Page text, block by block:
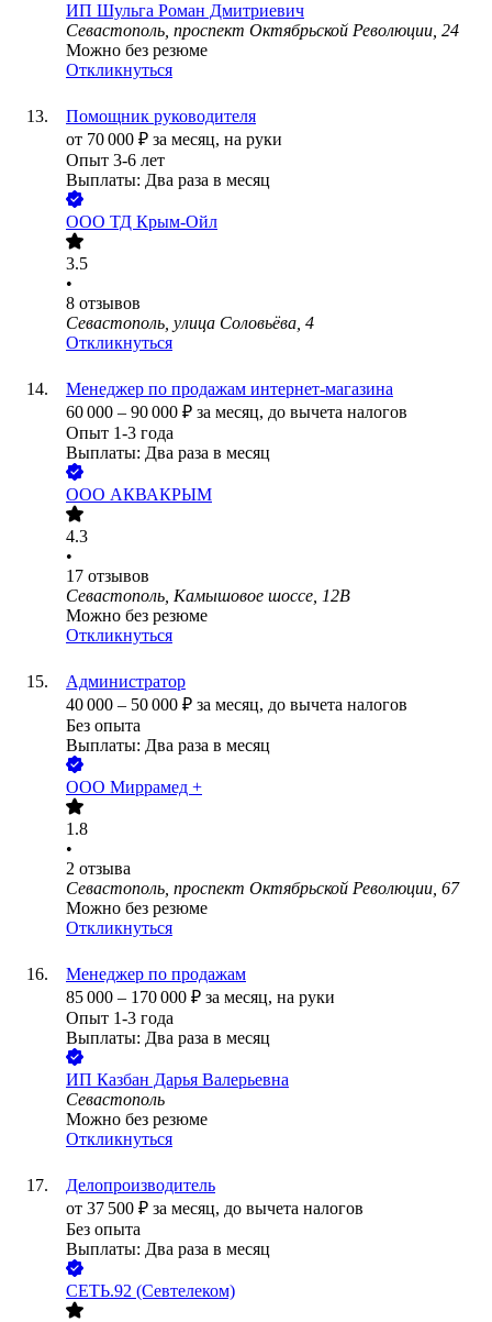
ИП Шульга Роман Дмитриевич
Севастополь, проспект Октябрьской Революции, 24
Можно без резюме
Откликнуться
Помощник руководителя
от 70 000 ₽ за месяц, на руки
Опыт 3-6 лет
Выплаты: Два раза в месяц
ООО ТД Крым-Ойл
3.5
•
8 отзывов
Севастополь, улица Соловьёва, 4
Откликнуться
Менеджер по продажам интернет-магазина
60 000 – 90 000 ₽ за месяц, до вычета налогов
Опыт 1-3 года
Выплаты: Два раза в месяц
ООО АКВАКРЫМ
4.3
•
17 отзывов
Севастополь, Камышовое шоссе, 12В
Можно без резюме
Откликнуться
Администратор
40 000 – 50 000 ₽ за месяц, до вычета налогов
Без опыта
Выплаты: Два раза в месяц
ООО Миррамед +
1.8
•
2 отзыва
Севастополь, проспект Октябрьской Революции, 67
Можно без резюме
Откликнуться
Менеджер по продажам
85 000 – 170 000 ₽ за месяц, на руки
Опыт 1-3 года
Выплаты: Два раза в месяц
ИП Казбан Дарья Валерьевна
Севастополь
Можно без резюме
Откликнуться
Делопроизводитель
от 37 500 ₽ за месяц, до вычета налогов
Без опыта
Выплаты: Два раза в месяц
СЕТЬ.92 (Севтелеком)